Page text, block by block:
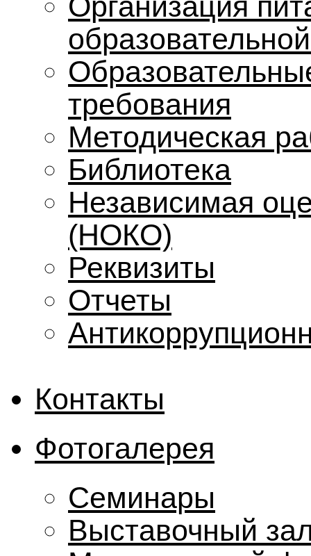
требования
Методическая
Библиотека
Независимая
(НОКО)
Реквизиты
Отчеты
Контакты
Фотогалерея
Семинары
Выставочный